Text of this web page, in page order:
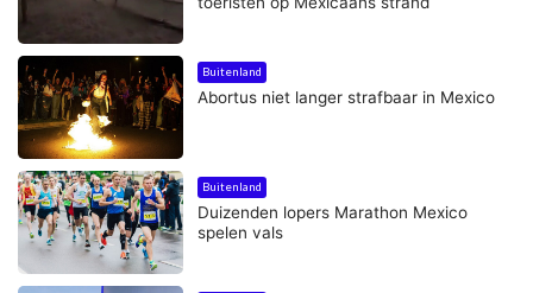
Buitenland
Abortus niet langer strafbaar in Mexico
Buitenland
Duizenden lopers Marathon Mexico
spelen vals